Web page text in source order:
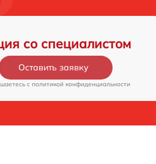
со специалистом
Оставить заявку
c политикой конфиденциальности